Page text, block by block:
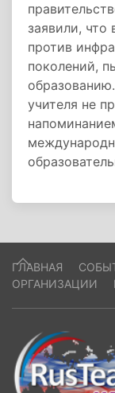
заявили, что
против
поколений,
учителя не
ГЛАВНАЯ
ОРГАНИЗАЦИИ